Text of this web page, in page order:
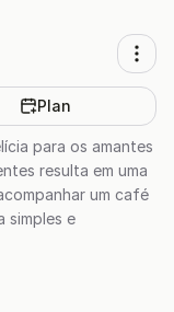
Plan
para os amantes
resulta em uma
um café
simples e